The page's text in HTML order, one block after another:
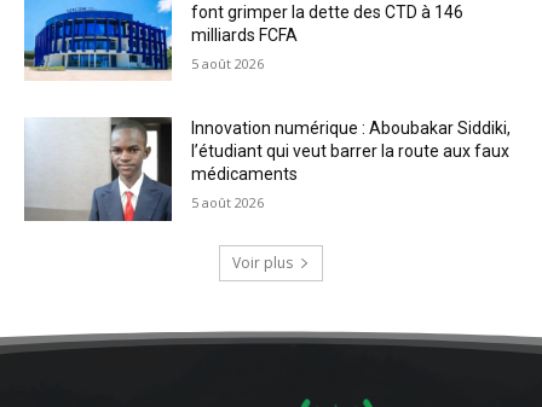
font grimper la dette des CTD à 146
milliards FCFA
5 août 2026
Innovation numérique : Aboubakar Siddiki,
l’étudiant qui veut barrer la route aux faux
médicaments
5 août 2026
Voir plus